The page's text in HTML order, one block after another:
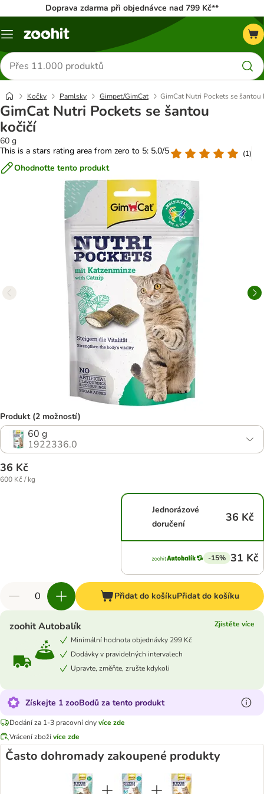
Doprava zdarma při objednávce nad 799 Kč**
Menu
Hledat
produkty
Kočky Pamlsky Gimpet/GimCat GimCat Nutri Pockets se šantou
GimCat Nutri Pockets se šantou
kočičí
60 g
This is a stars rating area from zero to 5: 5.0/5
(1)
Ohodnoťte tento produkt
Produkt (2 možností)
60 g
1922336.0
36 Kč
600 Kč / kg
Jednorázové
doručení
36 Kč
-15% 31 Kč
Přidat do košíkuPřidat do košíku
zoohit Autobalík
Zjistěte více
Minimální hodnota objednávky 299 Kč
Dodávky v pravidelných intervalech
Upravte, změňte, zrušte kdykoli
Získejte 1 zooBodů za tento produkt
Dodání za 1-3 pracovní dnyvíce zde
Vrácení zbožívíce zde
Často dohromady zakoupené produkty